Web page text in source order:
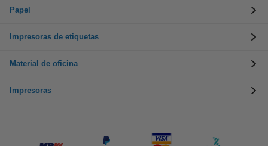
Papel
Impresoras de etiquetas
Material de oficina
Impresoras